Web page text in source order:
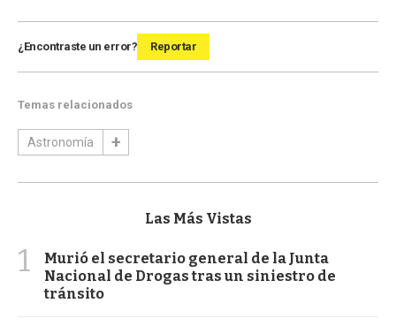
¿Encontraste un error? Reportar
Temas relacionados
Astronomía
Las Más Vistas
1
Murió el secretario general de la Junta
Nacional de Drogas tras un siniestro de
tránsito